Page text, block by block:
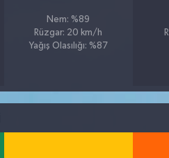
Nem: %89
Rüzgar: 20 km/h
Yağış Olasılığı: %87